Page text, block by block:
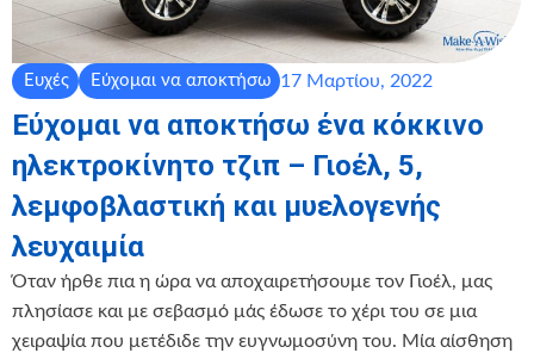
Ευχές Εύχομαι να αποκτήσω 17 Μαρτίου, 2022
Εύχομαι να αποκτήσω ένα κόκκινο
ηλεκτροκίνητο τζιπ – Γιοέλ, 5,
λεμφοβλαστική και μυελογενής
λευχαιμία
Όταν ήρθε πια η ώρα να αποχαιρετήσουμε τον Γιοέλ, μας
πλησίασε και με σεβασμό μάς έδωσε το χέρι του σε μια
χειραψία που μετέδιδε την ευγνωμοσύνη του. Μία αίσθηση